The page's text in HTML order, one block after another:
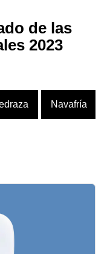
de las
2023
Navafría